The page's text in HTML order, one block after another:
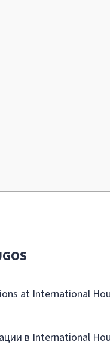
at International
в International